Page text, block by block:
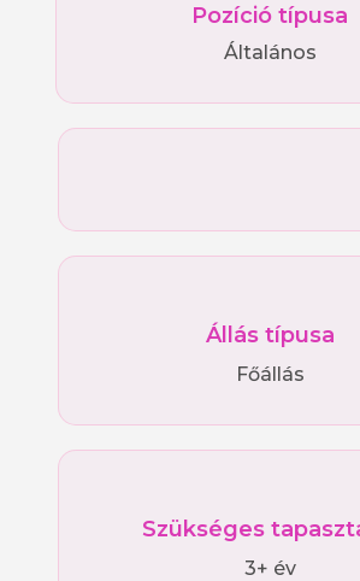
Pozíció típusa
Általános
Állás típusa
Főállás
Szükséges
3+ év